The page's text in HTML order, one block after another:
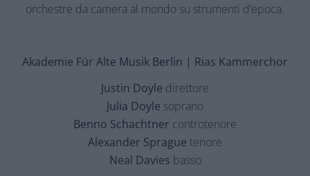
orchestre da camera al mondo su strumenti d’epoca.
Akademie Für Alte Musik Berlin | Rias Kammerchor
Justin Doyle direttore
Julia Doyle soprano
Benno Schachtner controtenore
Alexander Sprague tenore
Neal Davies basso